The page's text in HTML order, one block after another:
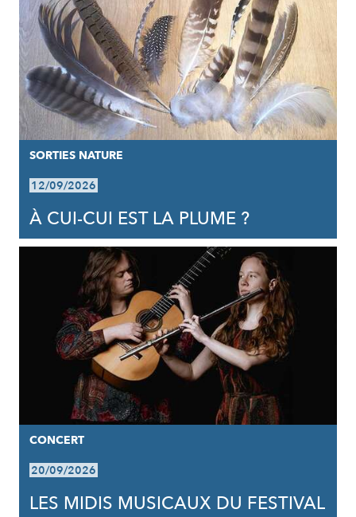
SORTIES NATURE
12/09/2026
À CUI-CUI EST LA PLUME ?
CONCERT
20/09/2026
LES MIDIS MUSICAUX DU FESTIVAL